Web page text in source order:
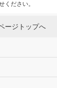
ください。
ージトップへ